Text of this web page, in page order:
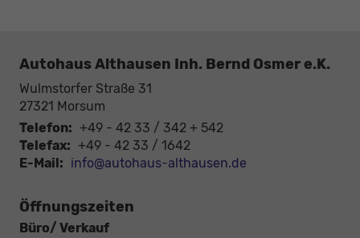
Autohaus Althausen Inh. Bernd Osmer e.K.
Wulmstorfer Straße 31
27321 Morsum
Telefon: +49 - 42 33 / 342 + 542
Telefax: +49 - 42 33 / 1642
E-Mail: info@autohaus-althausen.de
Öffnungszeiten
Büro/ Verkauf